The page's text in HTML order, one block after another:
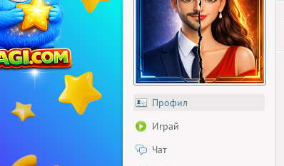
Профил
Играй
Чат